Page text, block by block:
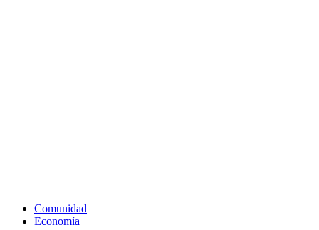
Comunidad
Economía